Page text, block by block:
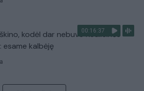
00:16:37
kodėl dar nebuvo Koalicinės
kalbėję